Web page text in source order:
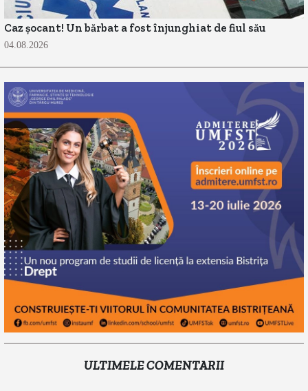
Caz șocant! Un bărbat a fost înjunghiat de fiul său
04.08.2026
ULTIMELE COMENTARII